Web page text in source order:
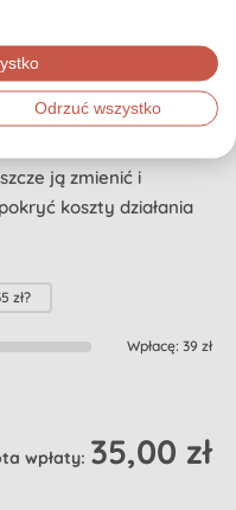
kwota: 30,00 zł
ją zmienić i
koszty działania
zł?
Wpłacę: 39 zł
wpłaty: 35,00 zł
Odrzuć wszystko